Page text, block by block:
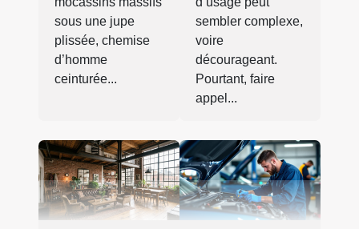
sous une jupe
plissée, chemise
d’homme
ceinturée...
sembler complexe,
voire
décourageant.
Pourtant, faire
appel...